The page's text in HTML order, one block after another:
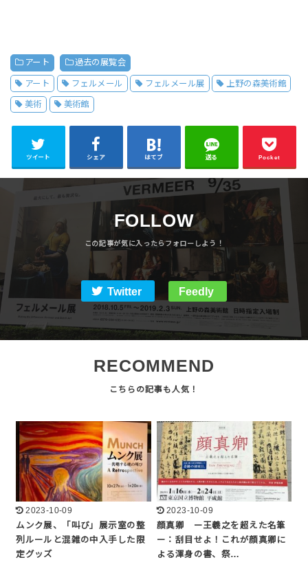
アート 過去の展覧会
アート フェルメール フェルメール展 上野の森美術館
美術 美術館
ツイート シェア はてブ 送る Pocket
FOLLOW
Twitter Feedly
RECOMMEND
2023-10-09
ムンク展、「叫び」展示室の整
列ルールと混雑の中入手した限
定グッズ
2023-10-09
顔真卿 ー王羲之を超えた名筆
ー：刮目せよ！これが顔真卿に
よる渾身の書、祭…